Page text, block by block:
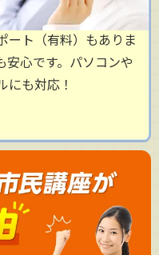
ート（有料）もありま
安心です。パソコンや
にも対応！